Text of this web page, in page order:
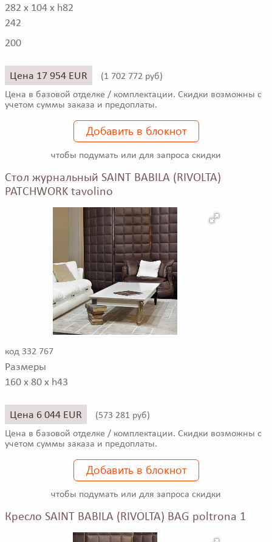
282 x 104 x h82
242
200
Цена 17 954 EUR (1 702 772 руб)
Цена в базовой отделке / комплектации. Скидки возможны с
учетом суммы заказа и предоплаты.
Добавить в блокнот
чтобы подумать или для запроса скидки
Стол журнальный SAINT BABILA (RIVOLTA)
PATCHWORK tavolino
код 332 767
Размеры
160 x 80 x h43
Цена 6 044 EUR (573 281 руб)
Цена в базовой отделке / комплектации. Скидки возможны с
учетом суммы заказа и предоплаты.
Добавить в блокнот
чтобы подумать или для запроса скидки
Кресло SAINT BABILA (RIVOLTA) BAG poltrona 1